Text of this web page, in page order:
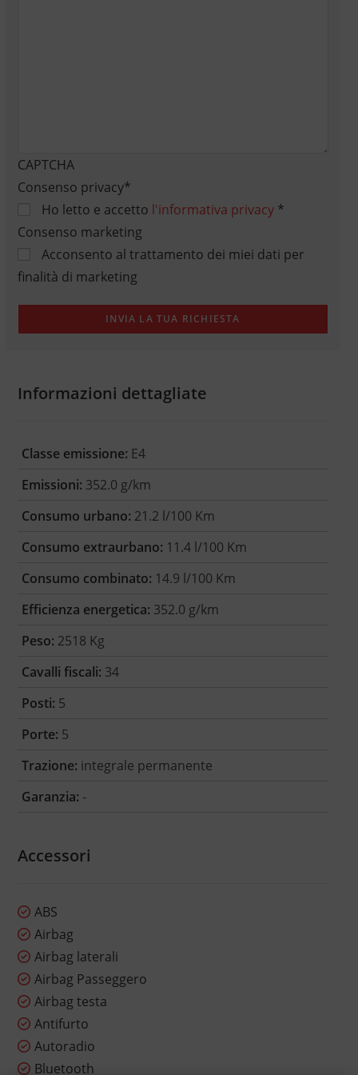
CAPTCHA
Consenso privacy*
Ho letto e accetto l'informativa privacy*
Consenso marketing
Acconsento al trattamento dei miei dati per
finalità di marketing
Informazioni dettagliate
Classe emissione: E4
Emissioni: 352.0 g/km
Consumo urbano: 21.2 l/100 Km
Consumo extraurbano: 11.4 l/100 Km
Consumo combinato: 14.9 l/100 Km
Efficienza energetica: 352.0 g/km
Peso: 2518 Kg
Cavalli fiscali: 34
Posti: 5
Porte: 5
Trazione: integrale permanente
Garanzia: -
Accessori
ABS
Airbag
Airbag laterali
Airbag Passeggero
Airbag testa
Antifurto
Autoradio
Bluetooth